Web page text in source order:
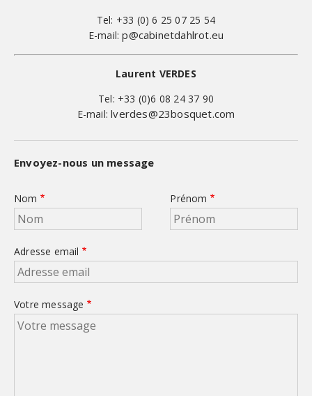
Tel: +33 (0) 6 25 07 25 54
E-mail:p@cabinetdahlrot.eu
Laurent VERDES
Tel: +33 (0)6 08 24 37 90
E-mail:lverdes@23bosquet.com
Envoyez-nous un message
Nom Prénom
Adresse email
Votre message